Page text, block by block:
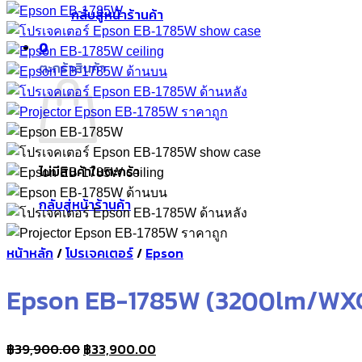
กลับสู่หน้าร้านค้า
0
ตะกร้าสินค้า
ไม่มีสินค้าในตะกร้า
กลับสู่หน้าร้านค้า
หน้าหลัก /โปรเจคเตอร์/ Epson
Epson EB-1785W (3200lm/
฿39,900.00 Original
฿33,900.00Current